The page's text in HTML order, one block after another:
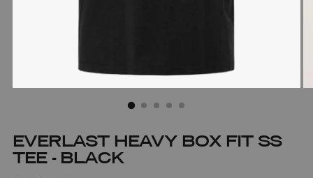
EVERLAST HEAVY BOX FIT SS
TEE - BLACK